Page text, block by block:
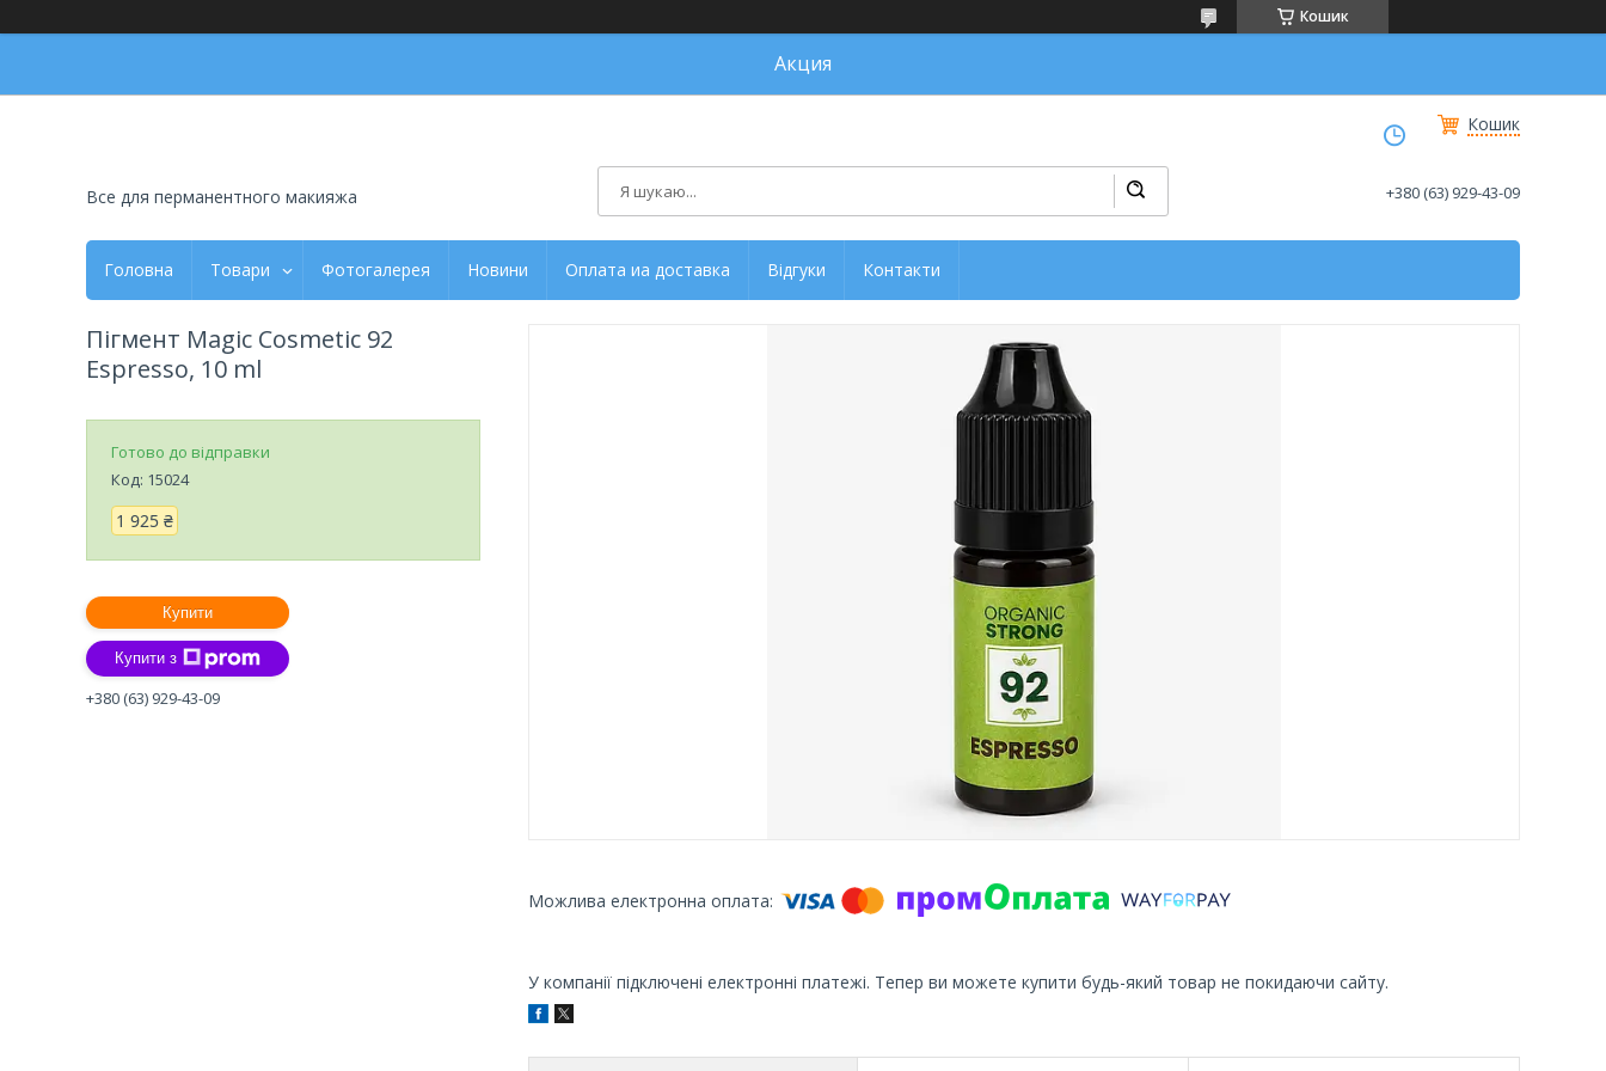
Кошик
Акция
Кошик
Все для перманентного макияжа +380 (63) 929-43-09
Головна Товари Фотогалерея Новини Оплата иа доставка Відгуки Контакти
У компанії підключені електронні платежі. Тепер ви можете купити будь-який товар не покидаючи сайту.
Пігмент Magic Cosmetic 92
Espresso, 10 ml
Готово до відправки
Код: 15024
1 925 ₴
Купити
Купити з
+380 (63) 929-43-09